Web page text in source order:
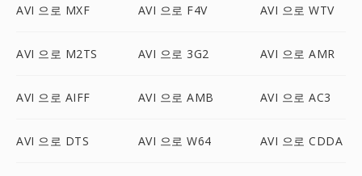
AVI 으로 MXF AVI 으로 F4V AVI 으로 WTV
AVI 으로 M2TS AVI 으로 3G2 AVI 으로 AMR
AVI 으로 AIFF AVI 으로 AMB AVI 으로 AC3
AVI 으로 DTS AVI 으로 W64 AVI 으로 CDDA